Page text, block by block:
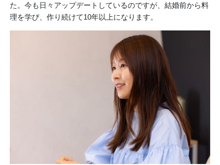
た。今も日々アップデートしているのですが、結婚前から料
理を学び、作り続けて10年以上になります。